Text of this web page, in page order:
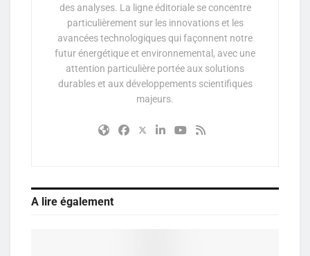
des analyses. La ligne éditoriale se concentre
particulièrement sur les innovations et les
avancées technologiques qui façonnent notre
futur énergétique et environnemental, avec une
attention particulière portée aux solutions
durables et aux développements scientifiques
majeurs.
A lire également